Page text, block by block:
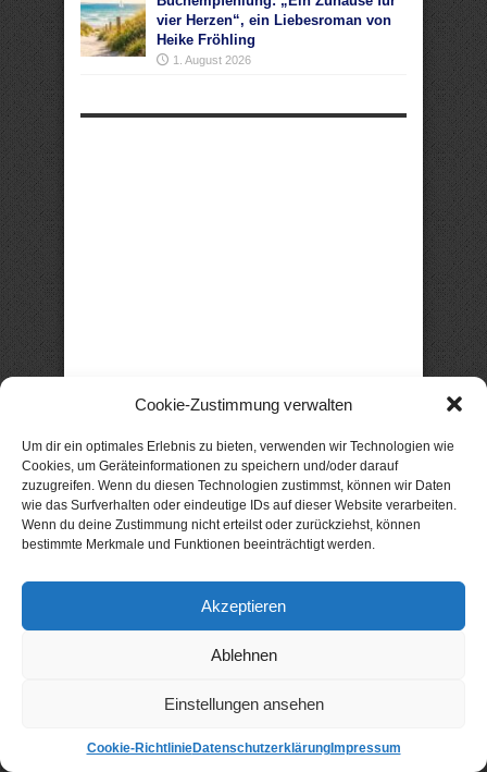
Cookie-Zustimmung verwalten
Um dir ein optimales Erlebnis zu bieten, verwenden wir Technologien wie
Cookies, um Geräteinformationen zu speichern und/oder darauf
zuzugreifen. Wenn du diesen Technologien zustimmst, können wir Daten
wie das Surfverhalten oder eindeutige IDs auf dieser Website verarbeiten.
Wenn du deine Zustimmung nicht erteilst oder zurückziehst, können
bestimmte Merkmale und Funktionen beeinträchtigt werden.
Akzeptieren
Ablehnen
Einstellungen ansehen
Cookie-RichtlinieDatenschutzerklärungImpressum
vier Herzen“, ein Liebesroman von
Heike Fröhling
1. August 2026
AUTOREN
A. Collin Anabelle Wildbuch Andrea Reinhardt
Anne Amrum
Daniela Frenken
Frank Fabian
Heike Fröhling Ina Glahe Ivo Pala